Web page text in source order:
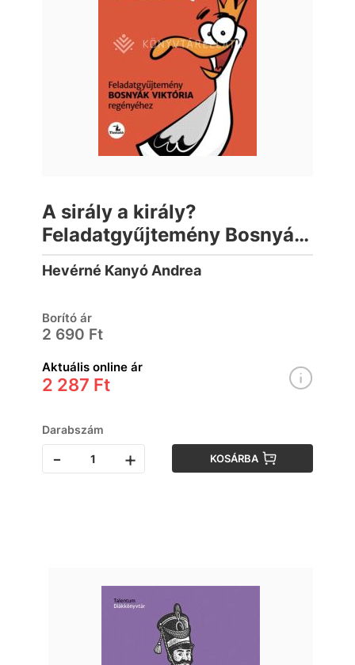
A sirály a király?
Feladatgyűjtemény Bosnyák
Viktória regényéhez
Hevérné Kanyó Andrea
Borító ár
2 690 Ft
Aktuális online ár
2 287 Ft
Darabszám
- + KOSÁRBA